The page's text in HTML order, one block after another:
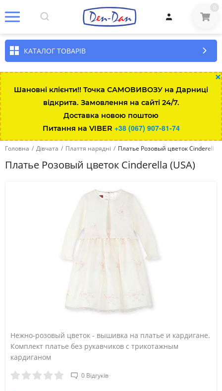
0
КАТАЛОГ ТОВАРІВ
×
Шановні клієнти!! Точка САМОВИВОЗУ на Дарниці
відкрита. Замовлення на сайті 24/7.
Доставка новою поштою
Питання на VIBER +38 (067) 907-81-74
Головна / Дівчата / Плаття нарядні / Платье Розовый цветок Cinderella
Платье Розовый цветок Cinderella (USA)
Нежно-розовый цветок - вышивка на платье и кардигане.
Комплект платье без рукавчиков с трикотажным
кардиганом
0 Відгуків